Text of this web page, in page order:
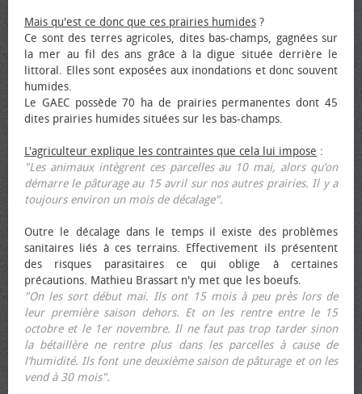
Mais qu'est ce donc que ces prairies humides ?
Ce sont des terres agricoles, dites bas-champs, gagnées sur
la mer au fil des ans grâce à la digue située derrière le
littoral. Elles sont exposées aux inondations et donc souvent
humides.
Le GAEC possède 70 ha de prairies permanentes dont 45
dites prairies humides situées sur les bas-champs.
L'agriculteur explique les contraintes que cela lui impose :
"Les animaux intègrent ces parcelles au 10 mai, alors qu’on
démarre le pâturage au 15 avril sur nos autres prairies. Il y a
toujours environ un mois de décalage".
Outre le décalage dans le temps il existe des problèmes
sanitaires liés à ces terrains. Effectivement ils présentent
des risques parasitaires ce qui oblige à certaines
précautions. Mathieu Brassart n'y met que les bœufs.
"On les sort début mai. Ils ont 15 mois à peu près lors de
leur première saison dehors. Et on les rentre entre le 15
octobre et le 1er novembre. Il ne faut pas trop tarder sinon
la bétaillère ne rentre plus dans les parcelles à cause de
l’humidité. Ils font une deuxième saison de pâturage et on les
vend à 30 mois".